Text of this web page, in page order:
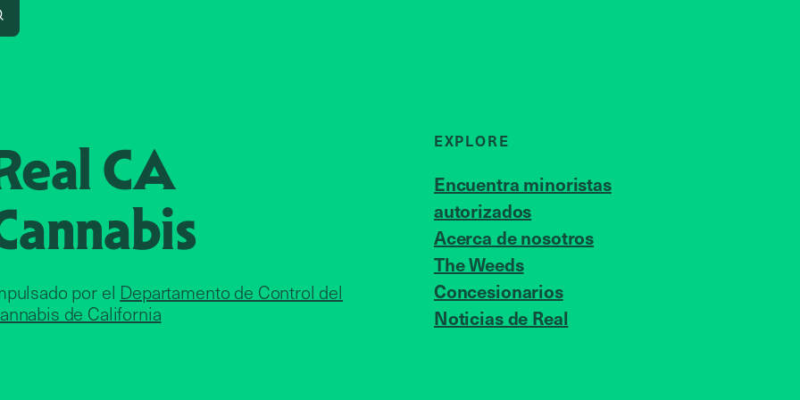
CA
por el Departamento de Control del
de California
EXPLORE
Encuentra minoristas
autorizados
Acerca de nosotros
The Weeds
Concesionarios
Noticias de Real